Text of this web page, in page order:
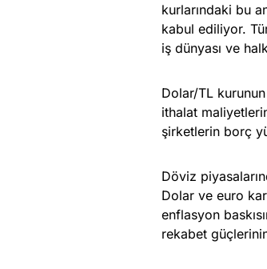
kurlarındaki bu
kabul ediliyor.
iş dünyası ve
Dolar/TL
ithalat
şirketlerin borç
Döviz
Dolar ve euro
enflasyon
rekabet